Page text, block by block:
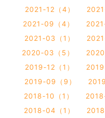
2021-12（4）
2021-09（4）
2021-03（1）
2020-03（5）
2019-12（1）
2019-09（9）
2018-10（1）
2018-04（1）